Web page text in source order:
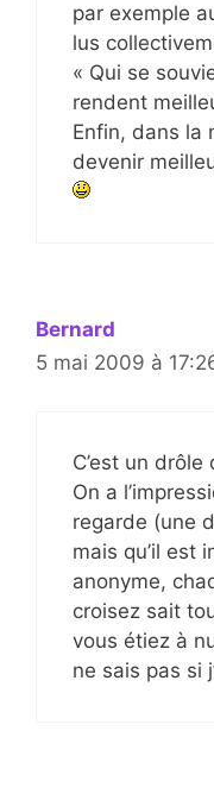
par exemple
lus
« Qui se
rendent
Enfin, dans la
devenir
Bernard
5 mai 2009 à
C’est un
On a
regarde (une
mais qu’il est
anonyme,
croisez sait
vous étiez à
ne sais pas si